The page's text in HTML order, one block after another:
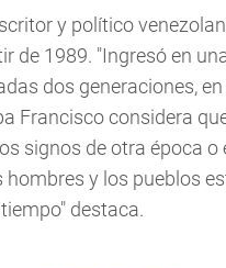
y político
de 1989. "Ingresó en
dos generaciones,
Francisco considera
signos de otra época
hombres y los pueblos
destaca.